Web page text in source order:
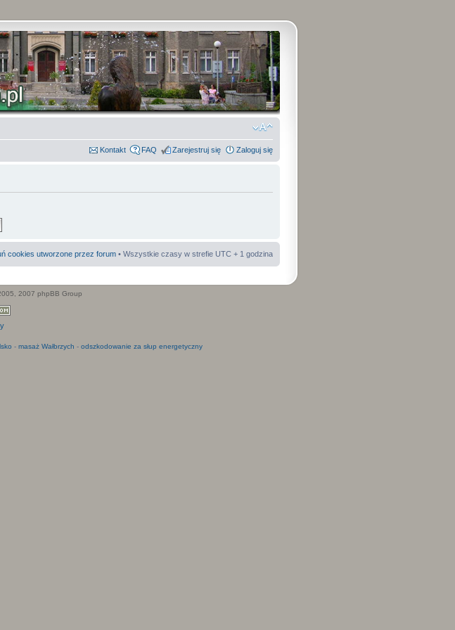
Kontakt FAQ Zarejestruj się Zaloguj się
cookies utworzone przez forum • Wszystkie czasy w strefie UTC + 1 godzina
2007 phpBB Group
- masaż Wałbrzych - odszkodowanie za słup energetyczny